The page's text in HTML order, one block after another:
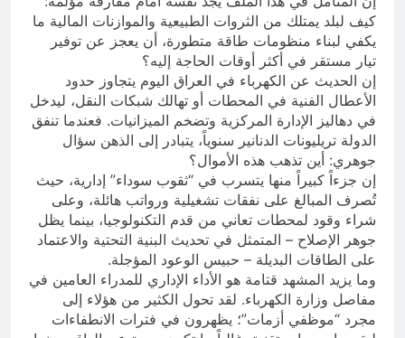
كيف لبلد يمتلك من الثروات الطبيعية والموازنات المالية ما
يكفي لبناء منظومات طاقة متطورة، أن يعجز عن توفير
تيار مستقر في أكثر أوقات الحاجة إليه؟
​إن الحديث عن الكهرباء في العراق اليوم يتجاوز حدود
الأعطال الفنية في المحطات أو تهالك شبكات النقل، ليدخل
في دهاليز الإدارة المركزية وتضخم الميزانيات. فعندما تنفق
الدولة تريليونات الدنانير سنوياً، يتبادر إلى الذهن سؤال
جوهري: أين تذهب هذه الأموال؟
إن جزءاً كبيراً منها يتسرب في “ثقوب سوداء” إدارية، حيث
تُصرف المبالغ على نفقات تشغيلية ورواتب هائلة، وعلى
شراء وقود لمحطات تعاني من قدم التكنولوجيا، بينما يظل
جوهر الإصلاح – المتمثل في تحديث البنية التحتية والاعتماد
على الطاقات البديلة – حبيس الوعود المؤجلة.
​وما يزيد المشهد قتامة هو الأداء الإداري للمدراء العامين في
مفاصل وزارة الكهرباء. لقد تحول الكثير من هؤلاء إلى
مجرد “موظفي أزمات”؛ يظهرون في فترات الانطفاءات